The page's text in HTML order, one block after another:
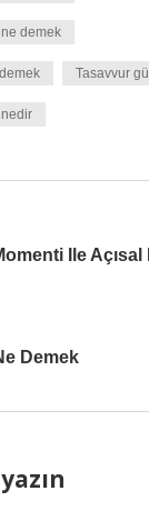
ne demek
Tasavvur
Ile Açısal
Demek